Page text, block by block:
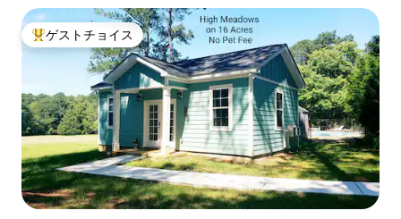
大好評のゲストチョイスです。
ゲストチョイス